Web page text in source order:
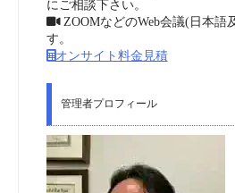
にご相談下さい。
ZOOMなどのWeb会議(日本語
す。
オンサイト料金見積
管理者プロフィール